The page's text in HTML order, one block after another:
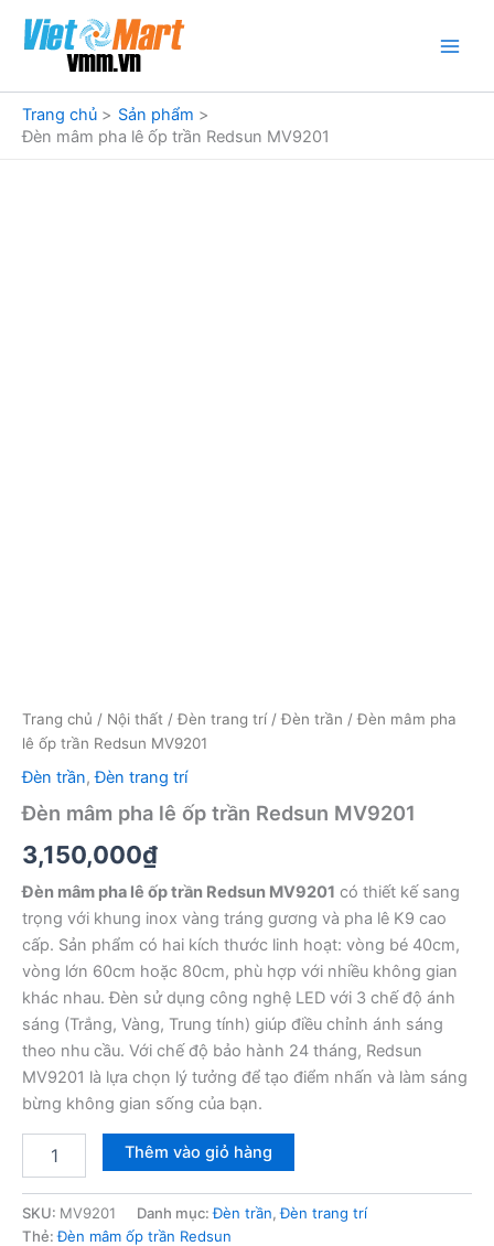
dung
Trang chủ
Sản phẩm
Đèn mâm pha lê ốp trần Redsun MV9201
Trang chủ / Nội thất / Đèn trang trí/ Đèn trần / Đèn mâm pha
lê ốp trần Redsun MV9201
Đèn trần,Đèn trang trí
Đèn mâm pha lê ốp trần Redsun MV9201
3,150,000₫
Đèn mâm pha lê ốp trần Redsun MV9201 có thiết kế sang
trọng với khung inox vàng tráng gương và pha lê K9 cao
cấp. Sản phẩm có hai kích thước linh hoạt: vòng bé 40cm,
vòng lớn 60cm hoặc 80cm, phù hợp với nhiều không gian
khác nhau. Đèn sử dụng công nghệ LED với 3 chế độ ánh
sáng (Trắng, Vàng, Trung tính) giúp điều chỉnh ánh sáng
theo nhu cầu. Với chế độ bảo hành 24 tháng, Redsun
MV9201 là lựa chọn lý tưởng để tạo điểm nhấn và làm sáng
bừng không gian sống của bạn.
mâm
lê
ốp
Thêm vào giỏ hàng
SKU: MV9201 Danh mục:Đèn trần,Đèn trang trí
Thẻ:Đèn mâm ốp trần Redsun